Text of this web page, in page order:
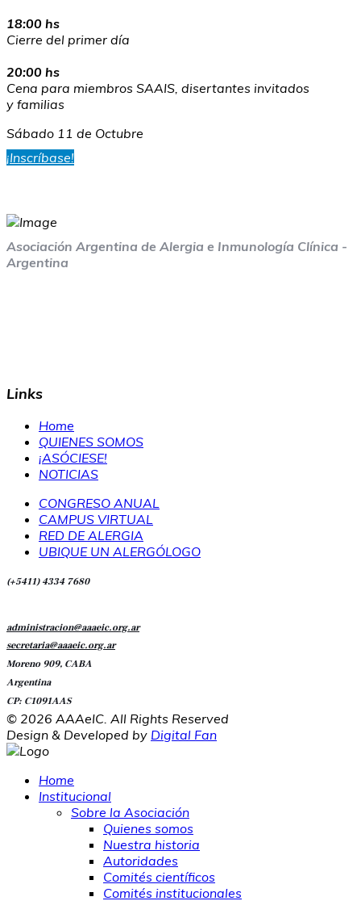
18:00 hs
Cierre del primer día
20:00 hs
Cena para miembros SAAIS, disertantes invitados
y familias
Sábado 11 de Octubre
¡Inscríbase!
Asociación Argentina de Alergia e Inmunología Clínica -
Argentina
Links
Home
QUIENES SOMOS
¡ASÓCIESE!
NOTICIAS
CONGRESO ANUAL
CAMPUS VIRTUAL
RED DE ALERGIA
UBIQUE UN ALERGÓLOGO
(+5411) 4334 7680
administracion@aaaeic.org.ar
secretaria@aaaeic.org.ar
Moreno 909, CABA
Argentina
CP: C1091AAS
© 2026 AAAeIC. All Rights Reserved
Design & Developed by Digital Fan
Home
Institucional
Sobre la Asociación
Quienes somos
Nuestra historia
Autoridades
Comités científicos
Comités institucionales